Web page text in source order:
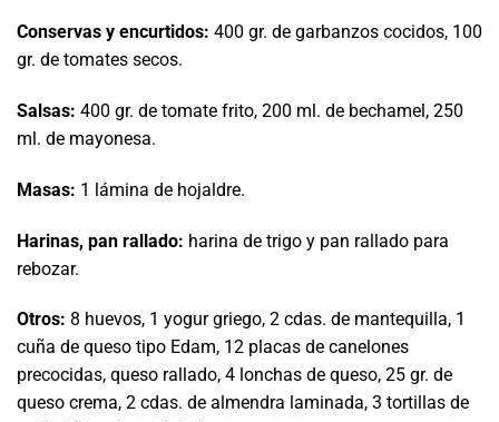
Conservas y encurtidos: 400 gr. de garbanzos cocidos, 100
gr. de tomates secos.
Salsas: 400 gr. de tomate frito, 200 ml. de bechamel, 250
ml. de mayonesa.
Masas: 1 lámina de hojaldre.
Harinas, pan rallado: harina de trigo y pan rallado para
rebozar.
Otros: 8 huevos, 1 yogur griego, 2 cdas. de mantequilla, 1
cuña de queso tipo Edam, 12 placas de canelones
precocidas, queso rallado, 4 lonchas de queso, 25 gr. de
queso crema, 2 cdas. de almendra laminada, 3 tortillas de